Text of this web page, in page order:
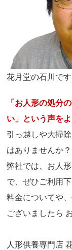
花月堂の石川で
「お人形の処分
い」という声をよ
引っ越しや大掃
はありませんか？
弊社では、お人
で、ぜひご利用下
料金についてや
ございましたら
人形供養専門店